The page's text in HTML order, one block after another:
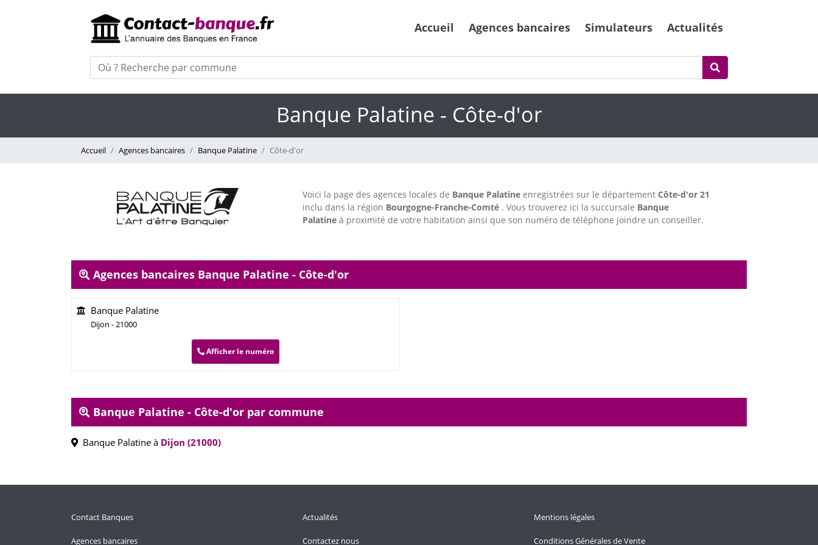
Accueil Agences bancaires Simulateurs Actualités
Banque Palatine - Côte-d'or
Accueil Agences bancaires Banque Palatine Côte-d'or
Voici la page des agences locales de Banque Palatine enregistrées sur le département Côte-d'or 21
inclu dans la région Bourgogne-Franche-Comté . Vous trouverez ici la succursale Banque
Palatine à proximité de votre habitation ainsi que son numéro de téléphone joindre un conseiller.
Agences bancaires Banque Palatine - Côte-d'or
Banque Palatine
Dijon - 21000
Afficher le numéro
Banque Palatine - Côte-d'or par commune
Banque Palatine à Dijon (21000)
Contact Banques
Agences bancaires
Actualités
Contactez nous
Mentions légales
Conditions Générales de Vente